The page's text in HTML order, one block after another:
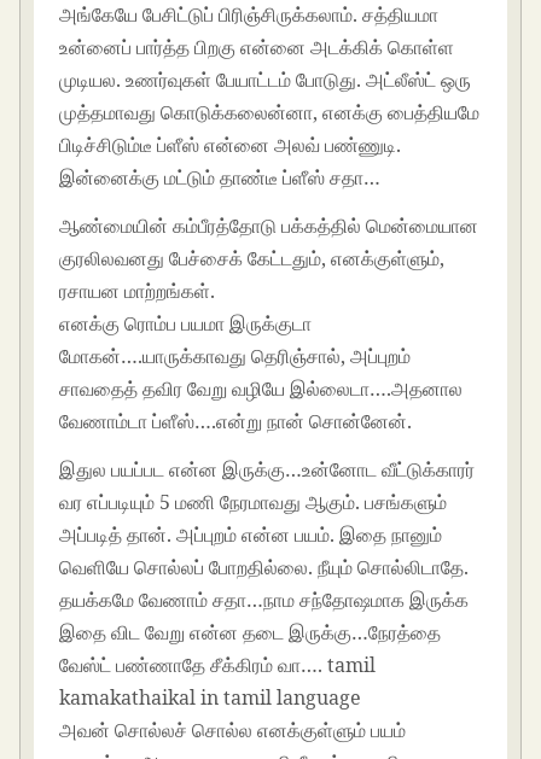
அங்கேயே பேசிட்டுப் பிரிஞ்சிருக்கலாம். சத்தியமா
உன்னைப் பார்த்த பிறகு என்னை அடக்கிக் கொள்ள
முடியல. உணர்வுகள் பேயாட்டம் போடுது. அட்லீஸ்ட் ஒரு
முத்தமாவது கொடுக்கலைன்னா, எனக்கு பைத்தியமே
பிடிச்சிடும்டீ ப்ளீஸ் என்னை அலவ் பண்ணுடி.
இன்னைக்கு மட்டும் தாண்டீ ப்ளீஸ் சதா…
ஆண்மையின் கம்பீரத்தோடு பக்கத்தில் மென்மையான
குரலிலவனது பேச்சைக் கேட்டதும், எனக்குள்ளும்,
ரசாயன மாற்றங்கள்.
எனக்கு ரொம்ப பயமா இருக்குடா
மோகன்….யாருக்காவது தெரிஞ்சால், அப்புறம்
சாவதைத் தவிர வேறு வழியே இல்லைடா….அதனால
வேணாம்டா ப்ளீஸ்….என்று நான் சொன்னேன்.
இதுல பயப்பட என்ன இருக்கு…உன்னோட வீட்டுக்காரர்
வர எப்படியும் 5 மணி நேரமாவது ஆகும். பசங்களும்
அப்படித் தான். அப்புறம் என்ன பயம். இதை நானும்
வெளியே சொல்லப் போறதில்லை. நீயும் சொல்லிடாதே.
தயக்கமே வேணாம் சதா…நாம சந்தோஷமாக இருக்க
இதை விட வேறு என்ன தடை இருக்கு…நேரத்தை
வேஸ்ட் பண்ணாதே சீக்கிரம் வா…. tamil
kamakathaikal in tamil language
அவன் சொல்லச் சொல்ல எனக்குள்ளும் பயம்